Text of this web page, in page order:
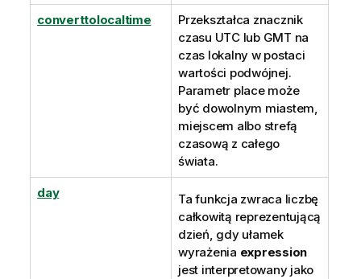
converttolocaltime
Przekształca znacznik
czasu UTClub GMT na
czas lokalny w postaci
wartości podwójnej.
Parametr place może
być dowolnym miastem,
miejscem albo strefą
czasową z całego
świata.
day
Ta funkcja zwraca liczbę
całkowitą reprezentującą
dzień, gdy ułamek
wyrażenia expression
jest interpretowany jako